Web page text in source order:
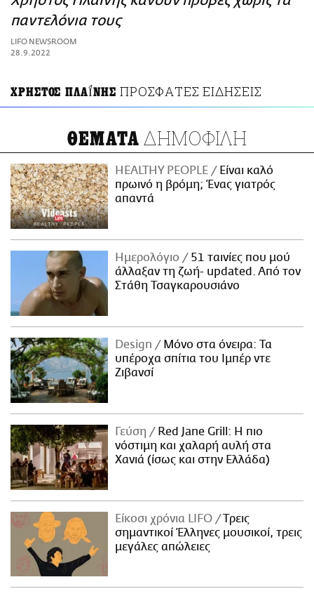
ΑΜΠΑ
PRINT
παντελόνια τους
LIFO NEWSROOM
28.9.2022
ΧΡΗΣΤΟΣ ΠΛΑΪ́ΝΗΣ ΠΡΟΣΦΑΤΕΣ ΕΙΔΗΣΕΙΣ
ΘΕΜΑΤΑ ΔΗΜΟΦΙΛΗ
HEALTHY PEOPLE
Είναι καλό
πρωινό η βρόμη; Ένας γιατρός
απαντά
Ημερολόγιο
51 ταινίες που μού
άλλαξαν τη ζωή- updated. Aπό τον
Στάθη Τσαγκαρουσιάνο
Design
Μόνο στα όνειρα: Τα
υπέροχα σπίτια του Ιμπέρ ντε
Ζιβανσί
Γεύση
Red Jane Grill: Η πιο
νόστιμη και χαλαρή αυλή στα
Χανιά (ίσως και στην Ελλάδα)
Είκοσι χρόνια LIFO
Tρεις
σημαντικοί Έλληνες μουσικοί, τρεις
μεγάλες απώλειες